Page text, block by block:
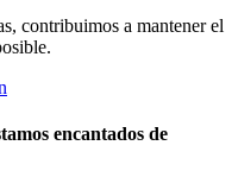
contribuimos a mantener el
encantados de